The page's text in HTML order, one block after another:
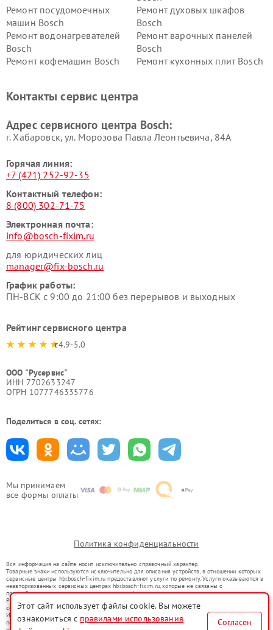
Мы принимаем
все формы оплаты
Ремонт посудомоечных
машин Bosch
Ремонт духовых шкафов
Bosch
Ремонт водонагревателей
Bosch
Ремонт варочных панелей
Bosch
Ремонт кофемашин Bosch
Ремонт кухонных плит Bosch
Ремонт сушильных автоматовРемонт морозильных камер
Контакты сервис центра
Адрес сервисного центра Bosch:
г. Хабаровск, ул. Морозова Павла Леонтьевича, 84А
Горячая линия:
+7 (421) 252-92-35
Контактный телефон:
8 (800) 302-71-75
Электронная почта:
info@bosch-fixim.ru
для юридических лиц
manager@fix-bosch.ru
График работы:
ПН-ВСК с 9:00 до 21:00 без перерывов и выходных
Рейтинг сервисного центра
4.9-5.0
ООО "Русервис"
ИНН 7702633247
ОГРН 1077746335776
Поделиться в соц. сетях:
Политика конфиденциальности
Вся информация на сайте носит исключительно справочный характер.
Товарные знаки используются исключительно для описания устройств, в отношении которых
сервисные центры hbr.bosch-fixim.ru предоставляют услуги по ремонту. Услуги оказываются в
неавторизованных сервисных центрах hbr.bosch-fixim.ru, которые не связаны с
правообладателями товарных знаков или их официальными представителями.
Ремонт осуществляется для устройств, уже введенных в гражданский оборот в соответствии
со статьей 1487 ГК РФ.
Использование товарных знаков не преследует цели индивидуализации услуг или введения
потребителей в заблуждение, а служит для информирования о предоставляемых услугах по
Этот сайт использует файлы cookie. Вы можете
ознакомиться с правилами использования
Согласен